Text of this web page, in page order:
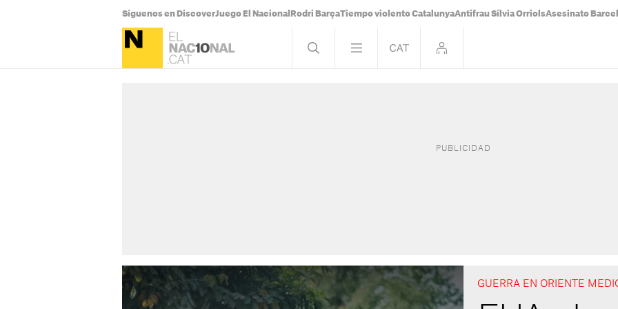
Síguenos en DiscoverJuego El Nacional Rodri BarçaTiempo violento CatalunyaAntifrau Sílvia OrriolsAsesinato
GUERRA EN ORIENTE